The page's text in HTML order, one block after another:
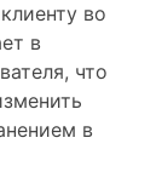
во
в
что
в